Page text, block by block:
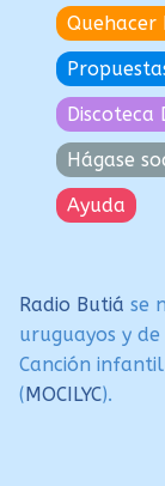
Quehacer
Discoteca
Hágase
Ayuda
Radio Butiá se
uruguayos y
Canción
(MOCILYC).